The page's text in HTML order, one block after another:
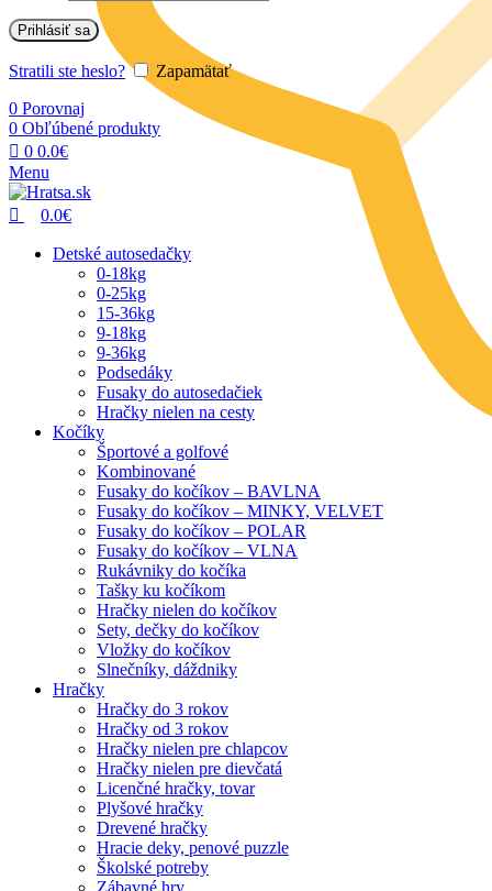
Prihlásiť sa
Stratili ste heslo?
Zapamätať
0 Porovnaj
0 Obľúbené produkty
0 0.0€
Menu
0.0€
Detské autosedačky
0-18kg
0-25kg
15-36kg
9-18kg
9-36kg
Podsedáky
Fusaky do autosedačiek
Hračky nielen na cesty
Kočíky
Športové a golfové
Kombinované
Fusaky do kočíkov – BAVLNA
Fusaky do kočíkov – MINKY, VELVET
Fusaky do kočíkov – POLAR
Fusaky do kočíkov – VLNA
Rukávniky do kočíka
Tašky ku kočíkom
Hračky nielen do kočíkov
Sety, dečky do kočíkov
Vložky do kočíkov
Slnečníky, dáždniky
Hračky
Hračky do 3 rokov
Hračky od 3 rokov
Hračky nielen pre chlapcov
Hračky nielen pre dievčatá
Licenčné hračky, tovar
Plyšové hračky
Drevené hračky
Hracie deky, penové puzzle
Školské potreby
Zábavné hry